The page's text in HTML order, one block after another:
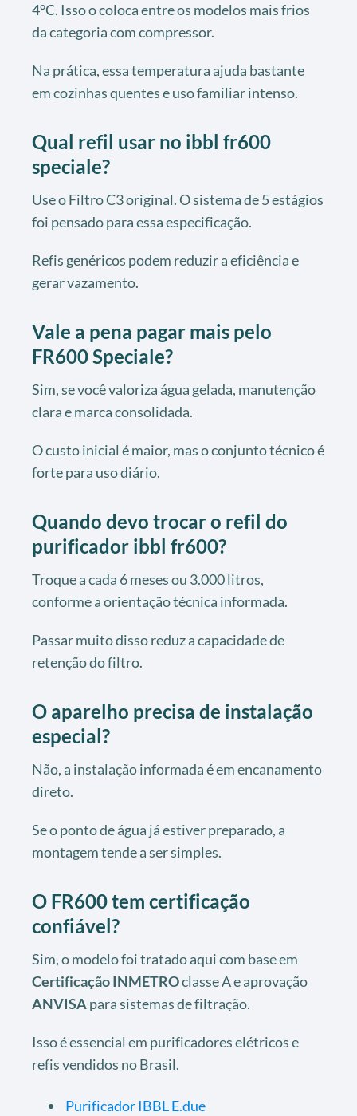
4°C. Isso o coloca entre os modelos mais frios
da categoria com compressor.
Na prática, essa temperatura ajuda bastante
em cozinhas quentes e uso familiar intenso.
Qual refil usar no ibbl fr600
speciale?
Use o Filtro C3 original. O sistema de 5 estágios
foi pensado para essa especificação.
Refis genéricos podem reduzir a eficiência e
gerar vazamento.
Vale a pena pagar mais pelo
FR600 Speciale?
Sim, se você valoriza água gelada, manutenção
clara e marca consolidada.
O custo inicial é maior, mas o conjunto técnico é
forte para uso diário.
Quando devo trocar o refil do
purificador ibbl fr600?
Troque a cada 6 meses ou 3.000 litros,
conforme a orientação técnica informada.
Passar muito disso reduz a capacidade de
retenção do filtro.
O aparelho precisa de instalação
especial?
Não, a instalação informada é em encanamento
direto.
Se o ponto de água já estiver preparado, a
montagem tende a ser simples.
O FR600 tem certificação
confiável?
Sim, o modelo foi tratado aqui com base em
Certificação INMETROclasse A e aprovação
ANVISApara sistemas de filtração.
Isso é essencial em purificadores elétricos e
refis vendidos no Brasil.
Purificador IBBL E.due